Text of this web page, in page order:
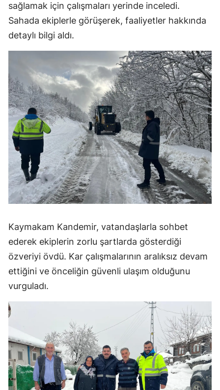
sağlamak için çalışmaları yerinde inceledi.
Sahada ekiplerle görüşerek, faaliyetler hakkında
detaylı bilgi aldı.
Kaymakam Kandemir, vatandaşlarla sohbet
ederek ekiplerin zorlu şartlarda gösterdiği
özveriyi övdü. Kar çalışmalarının aralıksız devam
ettiğini ve önceliğin güvenli ulaşım olduğunu
vurguladı.